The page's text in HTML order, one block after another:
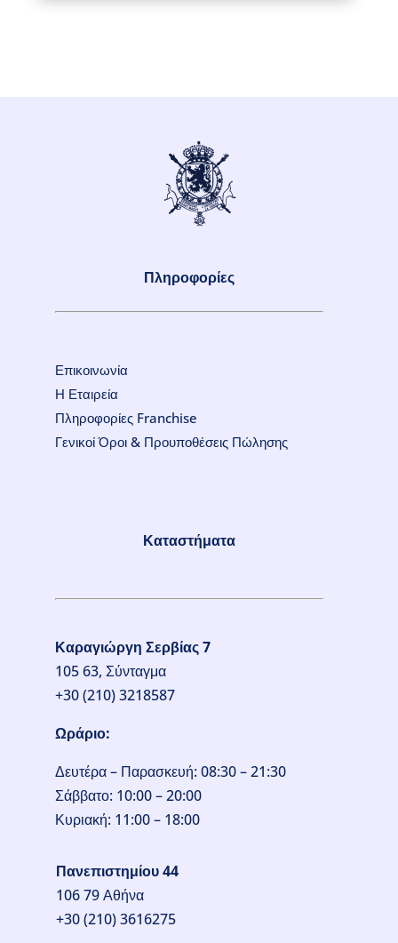
Πληροφορίες
Επικοινωνία
Η Εταιρεία
Πληροφορίες Franchise
Γενικοί Όροι & Προυποθέσεις Πώλησης
Καταστήματα
Καραγιώργη Σερβίας 7
105 63, Σύνταγμα
+30 (210) 3218587
Ωράριο:
Δευτέρα – Παρασκευή: 08:30 – 21:30
Σάββατο: 10:00 – 20:00
Κυριακή: 11:00 – 18:00
Πανεπιστημίου 44
106 79 Αθήνα
+30 (210) 3616275